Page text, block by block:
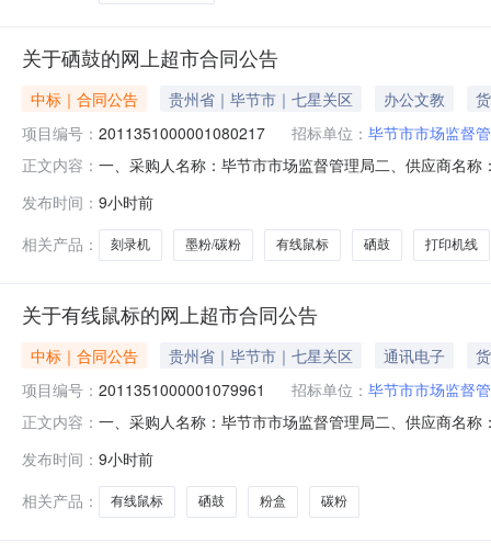
关于硒鼓的网上超市合同公告
中标｜合同公告 贵州省｜毕节市｜七星关区 办公文教
项目编号： 2011351000001080217 招标单位： 毕节市市场监督
正文内容： 一、采购人名称：毕节市市场监督管理局二、供应商名
图/PantumCTL-1150HC,个1.002902902奔图CTL-
发布时间： 9小时前
相关产品：
刻录机 墨粉/碳粉 有线鼠标 硒鼓 打印机线
关于有线鼠标的网上超市合同公告
中标｜合同公告 贵州省｜毕节市｜七星关区 通讯电子
项目编号： 2011351000001079961 招标单位： 毕节市市场监督
正文内容： 一、采购人名称：毕节市市场监督管理局二、供应商名
柏/RapooV22,个1.0050502奔图CTL-350HC粉盒奔图/
发布时间： 9小时前
相关产品：
有线鼠标 硒鼓 粉盒 碳粉